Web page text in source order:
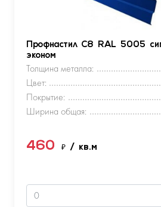
Профнастил С8 RAL 5005
эконом
Толщина металла:
Цвет:
Покрытие:
Ширина общая:
460 ₽ / кв.м